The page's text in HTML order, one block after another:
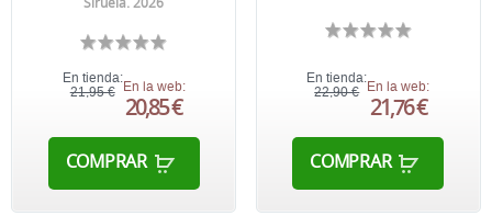
En tienda:
21,95 € En la web:
20,85 €
COMPRAR
En tienda:
22,90 €
En la web:
21,76 €
COMPRAR